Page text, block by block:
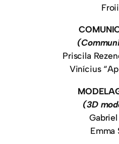
Priscila
Vinícius
(3D
Emma